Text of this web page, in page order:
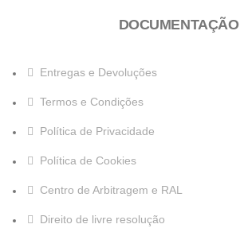
DOCUMENTAÇÃO
Entregas e Devoluções
Termos e Condições
Política de Privacidade
Política de Cookies
Centro de Arbitragem e RAL
Direito de livre resolução